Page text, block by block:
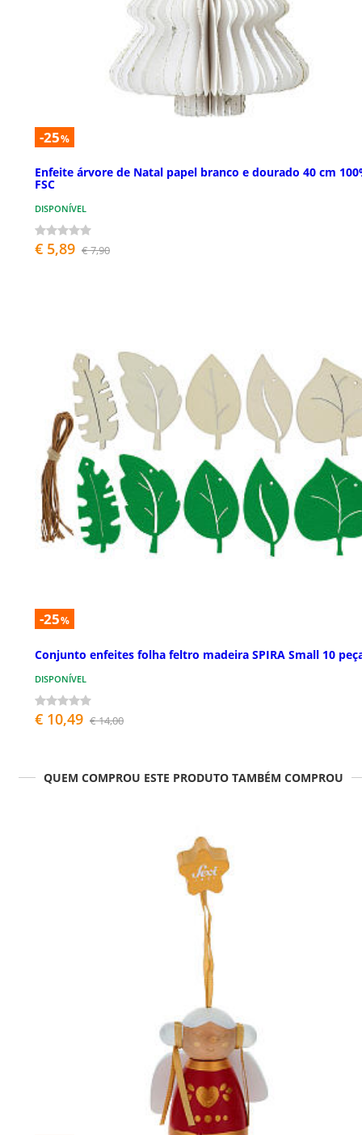
-25%
Enfeite árvore de Natal papel branco e dourado 40 cm
FSC
DISPONÍVEL
€ 5,89 € 7,90
-25%
Conjunto enfeites folha feltro madeira SPIRA Small 10
DISPONÍVEL
€ 10,49 € 14,00
QUEM COMPROU ESTE PRODUTO TAMBÉM COMPROU